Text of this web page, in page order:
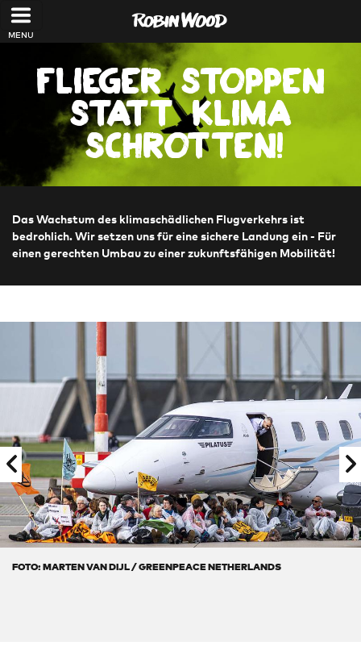
Direkt zum Inhalt
Flieger stoppen
statt Klima
schrotten!
Das Wachstum des klimaschädlichen Flugverkehrs ist
bedrohlich. Wir setzen uns für eine sichere Landung ein - Für
einen gerechten Umbau zu einer zukunftsfähigen Mobilität!
FOTO: MARTEN VAN DIJL / GREENPEACE NETHERLANDS